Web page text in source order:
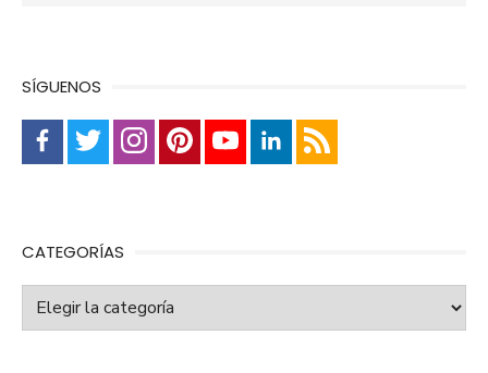
SÍGUENOS
CATEGORÍAS
Categorías